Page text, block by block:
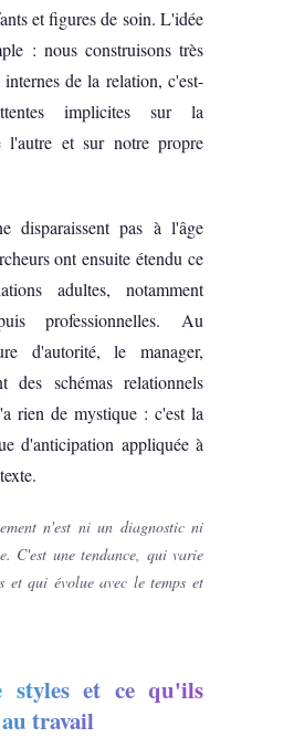
et figures de soin. L'idée
: nous construisons très
de la relation, c'est-
implicites sur la
l'autre et sur notre propre
disparaissent pas à l'âge
ont ensuite étendu ce
adultes, notamment
professionnelles. Au
d'autorité, le manager,
des schémas relationnels
rien de mystique : c'est la
d'anticipation appliquée à
n'est ni un diagnostic ni
C'est une tendance, qui varie
et qui évolue avec le temps et
styles et ce qu'ils
travail